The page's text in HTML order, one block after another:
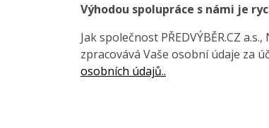
Výhodou spolupráce s námi je
Jak společnost PŘEDVÝBĚR.CZ
zpracovává Vaše osobní údaje za
osobních údajů..